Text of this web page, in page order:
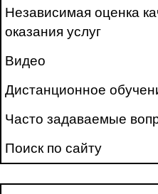
Независимая оценка
оказания услуг
Видео
Дистанционное
Часто задаваемые
Поиск по сайту